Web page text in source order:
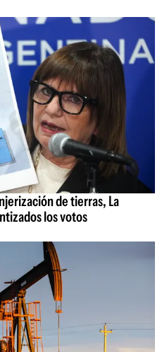
de tierras, La
los votos